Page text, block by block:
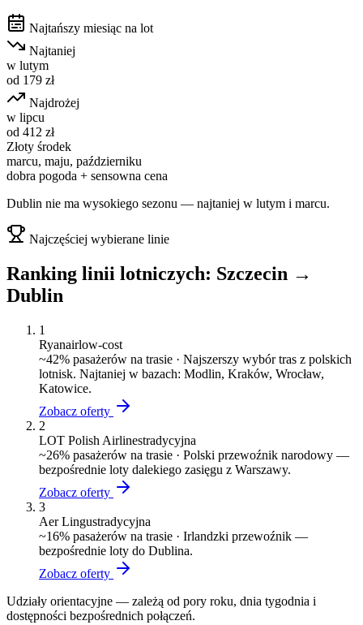
Najtańszy miesiąc na lot
Najtaniej
w lutym
od 179 zł
Najdrożej
w lipcu
od 412 zł
Złoty środek
marcu, maju, październiku
dobra pogoda + sensowna cena
Dublin nie ma wysokiego sezonu — najtaniej w lutym i marcu.
Najczęściej wybierane linie
Ranking linii lotniczych: Szczecin →
Dublin
1
Ryanairlow-cost
~42% pasażerów na trasie · Najszerszy wybór tras z polskich
lotnisk. Najtaniej w bazach: Modlin, Kraków, Wrocław,
Katowice.
Zobacz oferty
2
LOT Polish Airlinestradycyjna
~26% pasażerów na trasie · Polski przewoźnik narodowy —
bezpośrednie loty dalekiego zasięgu z Warszawy.
Zobacz oferty
3
Aer Lingustradycyjna
~16% pasażerów na trasie · Irlandzki przewoźnik —
bezpośrednie loty do Dublina.
Zobacz oferty
Udziały orientacyjne — zależą od pory roku, dnia tygodnia i
dostępności bezpośrednich połączeń.